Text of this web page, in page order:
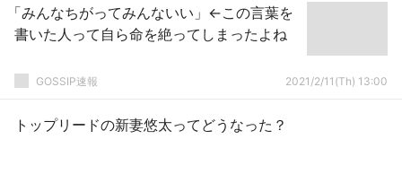
「みんなちがってみんないい」←この言葉を
書いた人って自ら命を絶ってしまったよね
GOSSIP速報 2021/2/11(Th) 13:00
トップリードの新妻悠太ってどうなった？